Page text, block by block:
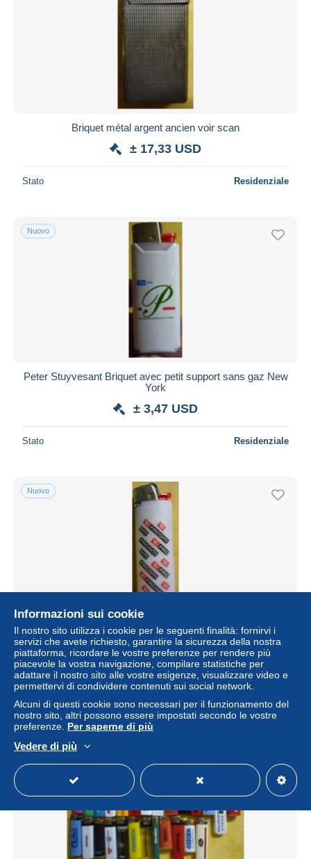
Briquet métal argent ancien voir scan
± 17,33 USD
Stato Residenziale
Nuovo
Peter Stuyvesant Briquet avec petit support sans gaz New
York
± 3,47 USD
Stato Residenziale
Nuovo
Facom briquet publicitaire sans gaz
± 5,78 USD
Stato Residenziale
Informazioni sui cookie
Il nostro sito utilizza i cookie per le seguenti finalità: fornirvi i
servizi che avete richiesto, garantire la sicurezza della nostra
piattaforma, ricordare le vostre preferenze per rendere più
piacevole la vostra navigazione, compilare statistiche per
adattare il nostro sito alle vostre esigenze, visualizzare video e
permettervi di condividere contenuti sui social network.
Alcuni di questi cookie sono necessari per il funzionamento del
nostro sito, altri possono essere impostati secondo le vostre
preferenze. Per saperne di più
Vedere di più